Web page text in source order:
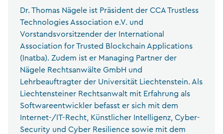
Dr. Thomas Nägele ist Präsident der CCA Trustless
Technologies Association e.V. und
Vorstandsvorsitzender der International
Association for Trusted Blockchain Applications
(Inatba). Zudem ist er Managing Partner der
Nägele Rechtsanwälte GmbH und
Lehrbeauftragter der Universität Liechtenstein. Als
Liechtensteiner Rechtsanwalt mit Erfahrung als
Softwareentwickler befasst er sich mit dem
Internet-/IT-Recht, Künstlicher Intelligenz, Cyber-
Security und Cyber Resilience sowie mit dem